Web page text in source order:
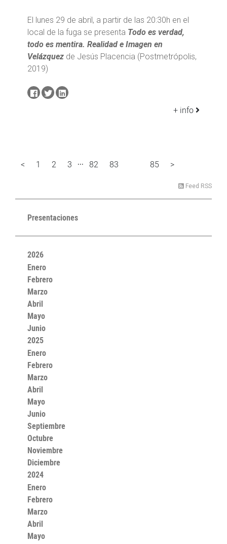
El lunes 29 de abril, a partir de las 20:30h en el
local de la fuga se presenta Todo es verdad,
todo es mentira. Realidad e Imagen en
Velázquez de Jesús Placencia (Postmetrópolis,
2019)
+ info
< 1 2 3 ... 82 83 85 >
Feed RSS
Presentaciones
2026
Enero
Febrero
Marzo
Abril
Mayo
Junio
2025
Enero
Febrero
Marzo
Abril
Mayo
Junio
Septiembre
Octubre
Noviembre
Diciembre
2024
Enero
Febrero
Marzo
Abril
Mayo